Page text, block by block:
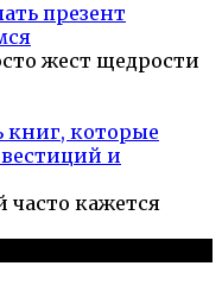
презент
жест щедрости
которые
и
кажется